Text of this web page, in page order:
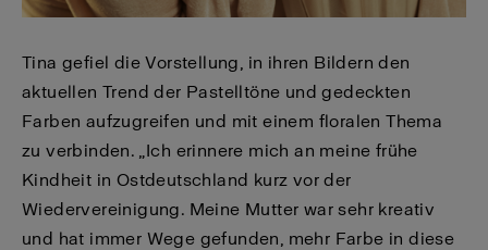
Tina gefiel die Vorstellung, in ihren Bildern den
aktuellen Trend der Pastelltöne und gedeckten
Farben aufzugreifen und mit einem floralen Thema
zu verbinden. „Ich erinnere mich an meine frühe
Kindheit in Ostdeutschland kurz vor der
Wiedervereinigung. Meine Mutter war sehr kreativ
und hat immer Wege gefunden, mehr Farbe in diese